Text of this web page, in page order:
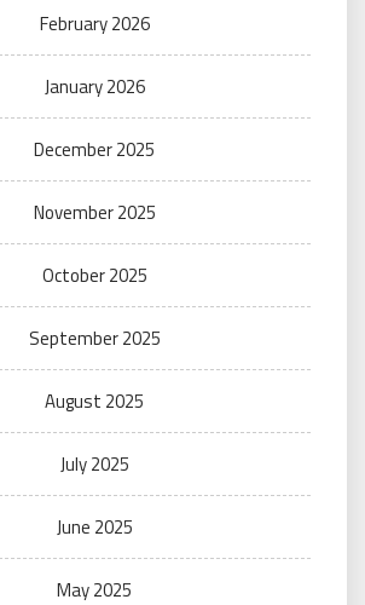
February 2026
January 2026
December 2025
November 2025
October 2025
September 2025
August 2025
July 2025
June 2025
May 2025